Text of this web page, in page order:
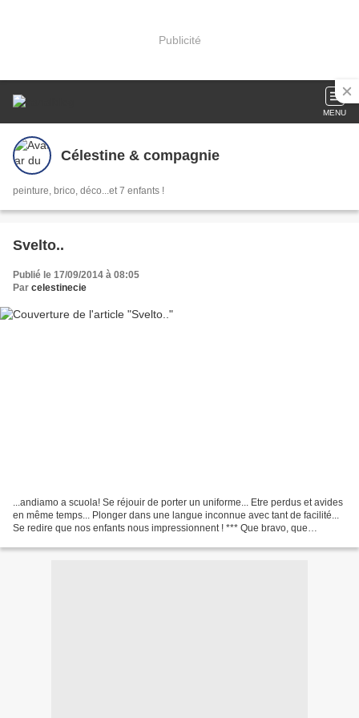
Publicité
MENU
Célestine & compagnie
peinture, brico, déco...et 7 enfants !
Svelto..
Publié le 17/09/2014 à 08:05
Par celestinecie
...andiamo a scuola! Se réjouir de porter un uniforme... Etre perdus et avides
en même temps... Plonger dans une langue inconnue avec tant de facilité...
Se redire que nos enfants nous impressionnent ! *** Que bravo, que